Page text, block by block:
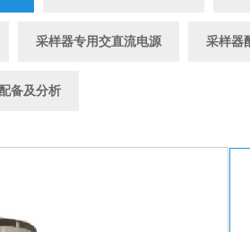
采样器专用交直流电源 采样器
备及分析